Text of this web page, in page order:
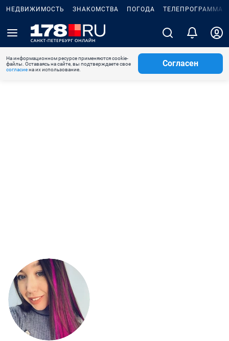
НЕДВИЖИМОСТЬ ЗНАКОМСТВА ПОГОДА ТЕЛЕПРОГРАММА
На информационном ресурсе применяются cookie-
файлы. Оставаясь на сайте, вы подтверждаете свое
согласиена их использование.
Согласен